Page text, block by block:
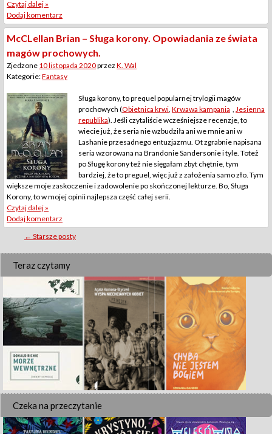
Czytaj dalej »
Dodaj komentarz
McCLellan Brian – Sługa korony. Opowiadania ze świata
magów prochowych.
Zjedzone 10 listopada 2020przez K. Wal
Kategorie:Fantasy
Sługa korony, to prequel popularnej trylogii magów
prochowych (Obietnica krwi Krwawa kampania
Jesienna
republika). Jeśli czytaliście wcześniejsze recenzje, to
wiecie już, że seria nie wzbudziła ani we mnie ani w
Lashanie przesadnego entuzjazmu. Ot zgrabnie napisana
seria wzorowana na Brandonie Sandersonie i tyle. Toteż
po Sługę korony też nie sięgałam zbyt chętnie, tym
bardziej, że to preguel, więc już z założenia samo zło. Tym
większe moje zaskoczenie i zadowolenie po skończonej lekturze. Bo, Sługa
Korony, to w mojej opinii najlepsza część całej serii.
Czytaj dalej »
Dodaj komentarz
Posts
navigation
← Starsze posty
Teraz czytamy
Czeka na przeczytanie